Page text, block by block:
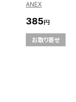
ANEX
385円
お取り寄せ